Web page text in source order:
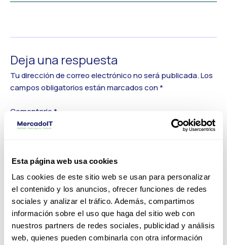
Esta página web usa cookies
Las cookies de este sitio web se usan para personalizar
el contenido y los anuncios, ofrecer funciones de redes
sociales y analizar el tráfico. Además, compartimos
información sobre el uso que haga del sitio web con
nuestros partners de redes sociales, publicidad y análisis
web, quienes pueden combinarla con otra información
Deja una respuesta
Tu dirección de correo electrónico no será publicada.Los
campos obligatorios están marcados con*
Comentario*
Nombre*